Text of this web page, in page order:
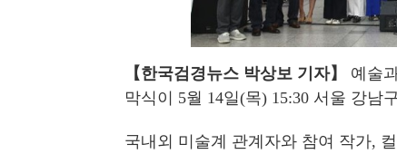
【한국검경뉴스 박상보 기자】 예술
막식이 5월 14일(목) 15:30 서울 강남
국내외 미술계 관계자와 참여 작가,